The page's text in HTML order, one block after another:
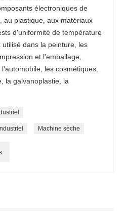
électroniques de
au plastique, aux matériaux
d'uniformité de température
dans la peinture, les
et l'emballage,
les cosmétiques,
la galvanoplastie, la
Machine sèche